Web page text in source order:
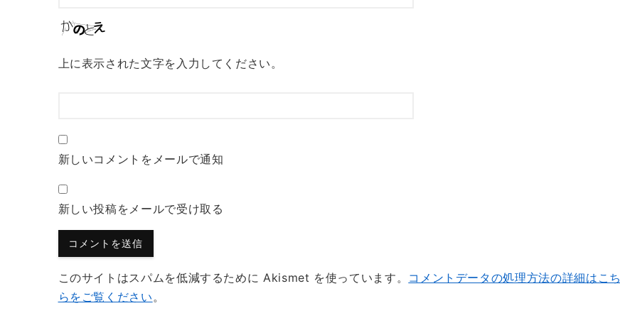
上に表示された文字を入力してください。
新しいコメントをメールで通知
新しい投稿をメールで受け取る
このサイトはスパムを低減するために Akismet を使っています。 コメントデータの処理方法の詳細はこち
らをご覧ください。